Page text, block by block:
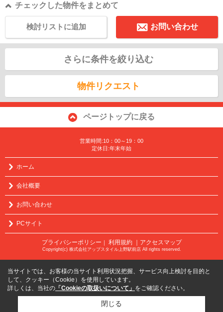
チェックした物件をまとめて
お問い合わせ
検討リストに追加
さらに条件を絞り込む
物件リクエスト
ページトップに戻る
営業時間:10：00～19：00
定休日:年末年始
ホーム
会社概要
お問い合わせ
PCサイト
プライバシーポリシー ｜ 利用規約 ｜アクセスマップ
Copyright(c) 株式会社アップスタイル上野駅前店 All rights reserved.
当サイトでは、お客様の当サイト利用状況把握、サービス向上検討を目的と
して、クッキー（Cookie）を使用しています。
詳しくは、当社の 「Cookieの取扱いについて」 をご確認ください。
閉じる